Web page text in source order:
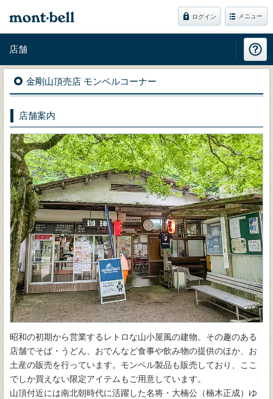
ログイン メニュー
店舗
金剛山頂売店 モンベルコーナー
店舗案内
昭和の初期から営業するレトロな山小屋風の建物。その趣のある
店舗でそば・うどん、おでんなど食事や飲み物の提供のほか、お
土産の販売を行っています。モンベル製品も販売しており、ここ
でしか買えない限定アイテムもご用意しています。
山頂付近には南北朝時代に活躍した名将・大楠公（楠木正成）ゆ